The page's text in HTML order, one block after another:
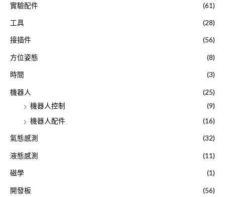
實驗配件 (61)
工具 (28)
接插件 (56)
方位姿態 (8)
時間 (3)
機器人
(25)
機器人控制
(9)
機器人配件
(16)
氣態感測 (32)
液態感測 (11)
磁學 (1)
開發板
(56)